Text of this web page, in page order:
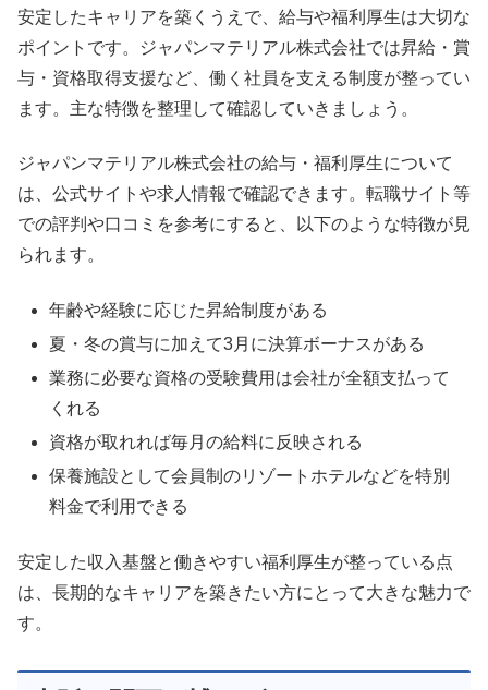
安定したキャリアを築くうえで、給与や福利厚生は大切な
ポイントです。ジャパンマテリアル株式会社では昇給・賞
与・資格取得支援など、働く社員を支える制度が整ってい
ます。主な特徴を整理して確認していきましょう。
ジャパンマテリアル株式会社の給与・福利厚生について
は、公式サイトや求人情報で確認できます。転職サイト等
での評判や口コミを参考にすると、以下のような特徴が見
られます。
年齢や経験に応じた昇給制度がある
夏・冬の賞与に加えて3月に決算ボーナスがある
業務に必要な資格の受験費用は会社が全額支払って
くれる
資格が取れれば毎月の給料に反映される
保養施設として会員制のリゾートホテルなどを特別
料金で利用できる
安定した収入基盤と働きやすい福利厚生が整っている点
は、長期的なキャリアを築きたい方にとって大きな魅力で
す。